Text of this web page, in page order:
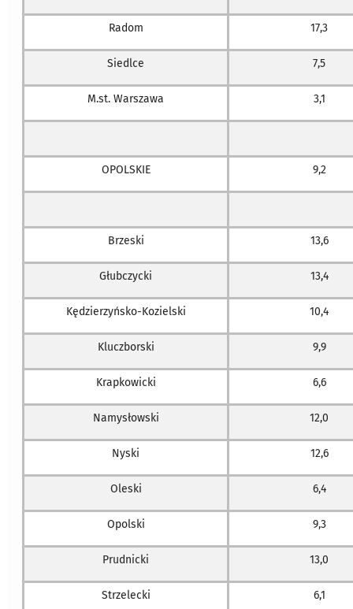
Radom 17,3
Siedlce 7,5
M.st. Warszawa 3,1
OPOLSKIE 9,2
Brzeski 13,6
Głubczycki 13,4
Kędzierzyńsko-Kozielski 10,4
Kluczborski 9,9
Krapkowicki 6,6
Namysłowski 12,0
Nyski 12,6
Oleski 6,4
Opolski 9,3
Prudnicki 13,0
Strzelecki 6,1